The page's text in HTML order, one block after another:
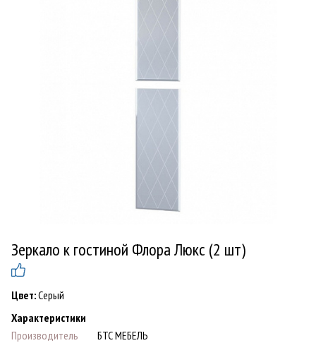
Зеркало к гостиной Флора Люкс (2 шт)
Цвет:Серый
Характеристики
Производитель
БТС МЕБЕЛЬ